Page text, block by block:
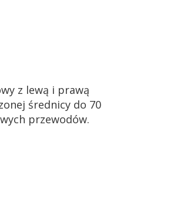
z lewą i prawą
średnicy do 70
przewodów.